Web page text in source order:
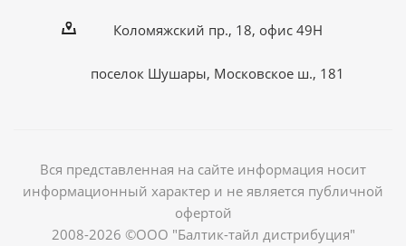
Коломяжский пр., 18, офис 49Н
поселок Шушары, Московское ш., 181
Вся представленная на сайте информация носит
информационный характер и не является публичной
офертой
2008-2026 ©ООО "Балтик-тайл дистрибуция"